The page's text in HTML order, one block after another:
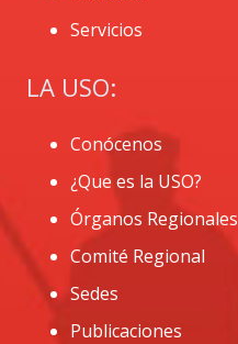
Servicios
LA USO:
Conócenos
¿Que es la USO?
Órganos Regionales
Comité Regional
Sedes
Publicaciones